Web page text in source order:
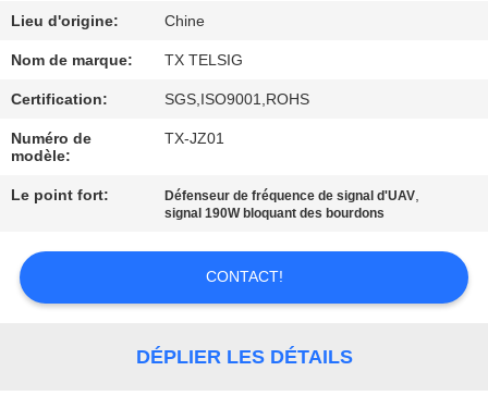
DE
QUALITÉ
CONTACTEZ-
NOUS
BLOGUE
Lieu d'origine: Chine
Nom de marque: TX TELSIG
Certification: SGS,ISO9001,ROHS
Numéro de
modèle:
TX-JZ01
Le point fort: Défenseur de fréquence de signal d'UAV,
signal 190W bloquant des bourdons
CONTACT!
DÉPLIER LES DÉTAILS